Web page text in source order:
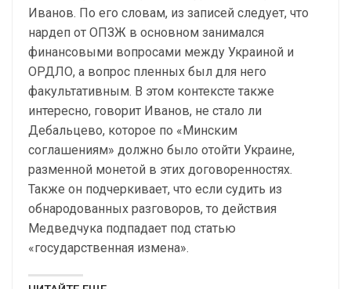
Иванов. По его словам, из записей следует, что
нардеп от ОПЗЖ в основном занимался
финансовыми вопросами между Украиной и
ОРДЛО, а вопрос пленных был для него
факультативным. В этом контексте также
интересно, говорит Иванов, не стало ли
Дебальцево, которое по «Минским
соглашениям» должно было отойти Украине,
разменной монетой в этих договоренностях.
Также он подчеркивает, что если судить из
обнародованных разговоров, то действия
Медведчука подпадает под статью
«государственная измена».